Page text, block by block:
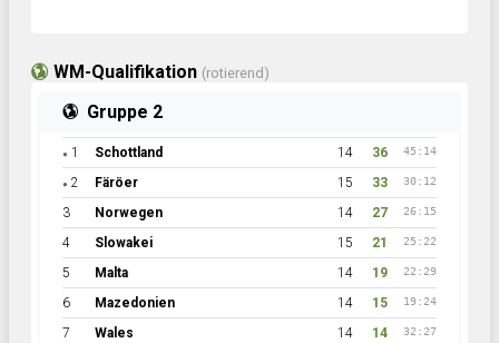
WM-Qualifikation (rotierend)
Gruppe 2
● 1 Schottland 14 36 45:14
● 2 Färöer 15 33 30:12
3 Norwegen 14 27 26:15
4 Slowakei 15 21 25:22
5 Malta 14 19 22:29
6 Mazedonien 14 15 19:24
7 Wales 14 14 32:27